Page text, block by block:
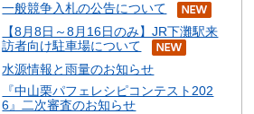
一般競争入札の公告について
【8月8日～8月16日のみ】JR下灘駅来
訪者向け駐車場について
水源情報と雨量のお知らせ
『中山栗パフェレシピコンテスト202
6』二次審査のお知らせ